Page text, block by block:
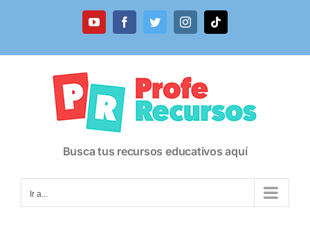
YouTubeFacebookTwitterInstagramTiktok
Busca tus recursos educativos aquí
Ir a...